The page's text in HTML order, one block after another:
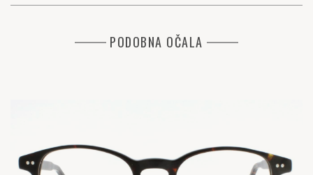
PODOBNA OČALA